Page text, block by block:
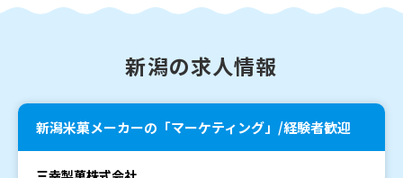
新潟の求人情報
新潟米菓メーカーの「マーケティング」/経験者歓迎